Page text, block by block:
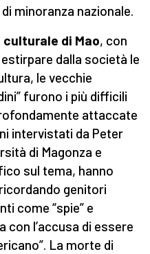
minoranza nazionale.
culturale di Mao, con
estirpare dalla società le
le vecchie
furono i più difficili
attaccate
intervistati da Peter
di Magonza e
sul tema, hanno
genitori
come “spie” e
l’accusa di essere
La morte di